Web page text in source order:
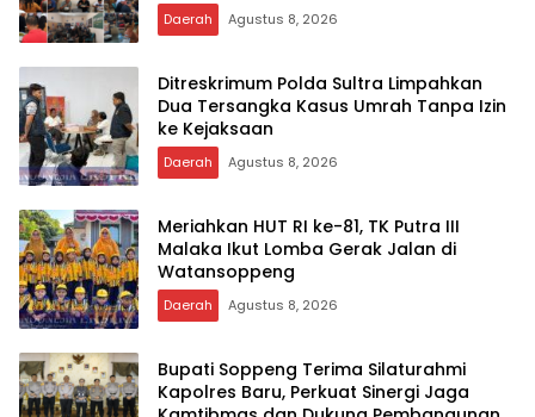
Daerah Agustus 8, 2026
Ditreskrimum Polda Sultra Limpahkan
Dua Tersangka Kasus Umrah Tanpa Izin
ke Kejaksaan
Daerah Agustus 8, 2026
Meriahkan HUT RI ke-81, TK Putra III
Malaka Ikut Lomba Gerak Jalan di
Watansoppeng
Daerah Agustus 8, 2026
Bupati Soppeng Terima Silaturahmi
Kapolres Baru, Perkuat Sinergi Jaga